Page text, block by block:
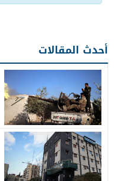
أحدث المقالات